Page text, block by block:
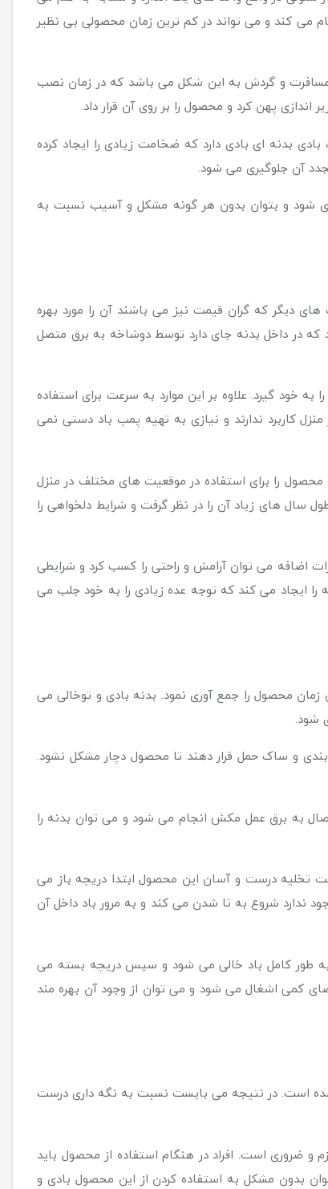
می کند و می تواند در کم ترین زمان محصولی بی نظیر
مسافرت و گردش به این شکل می باشد که در زمان نصب
پهن کرد و محصول را بر روی آن قرار داد.
ای بادی دارد که ضخامت زیادی را ایجاد کرده
آن جلوگیری می شود.
شود و بتوان بدون هر گونه مشکل و آسیب نسبت به
دیگر که گران قیمت نیز می باشند آن را مورد بهره
که در داخل بدنه جای دارد توسط دوشاخه به برق متصل
خود گیرد. علاوه بر این موارد به سرعت برای استفاده
کاربرد ندارند و نیازی به تهیه پمپ باد دستی نمی
محصول را برای استفاده در موقعیت های مختلف در منزل
سال های زیاد آن را در نظر گرفت و شرایط دلخواهی را
اضافه می توان آرامش و راحتی را کسب کرد و شرایطی
ایجاد می کند که توجه عده زیادی را به خود جلب می
محصول را جمع آوری نمود. بدنه بادی و توخالی می
شود.
و ساک حمل قرار دهند تا محصول دچار مشکل نشود.
به برق عمل مکش انجام می شود و می توان بدنه را
تخلیه درست و آسان این محصول ابتدا دریچه باز می
ندارد شروع به تا شدن می کند و به مرور باد داخل آن
طور کامل باد خالی می شود و سپس دریچه بسته می
کمی اشغال می شود و می توان از وجود آن بهره مند
شده است. در نتیجه می بایست نسبت به نگه داری درست
ضروری است. افراد در هنگام استفاده از محصول باید
بدون مشکل به استفاده کردن از این محصول بادی و